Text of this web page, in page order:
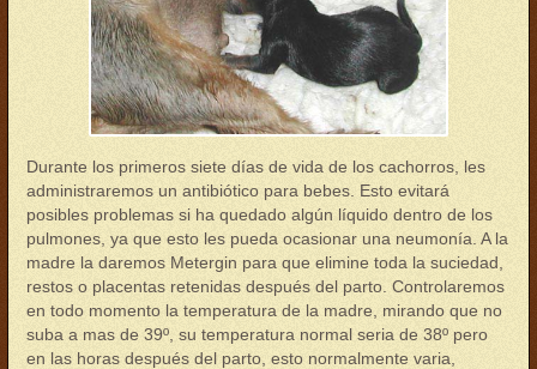
Durante los primeros siete días de vida de los cachorros, les
administraremos un antibiótico para bebes. Esto evitará
posibles problemas si ha quedado algún líquido dentro de los
pulmones, ya que esto les pueda ocasionar una neumonía. A la
madre la daremos Metergin para que elimine toda la suciedad,
restos o placentas retenidas después del parto. Controlaremos
en todo momento la temperatura de la madre, mirando que no
suba a mas de 39º, su temperatura normal seria de 38º pero
en las horas después del parto, esto normalmente varia,